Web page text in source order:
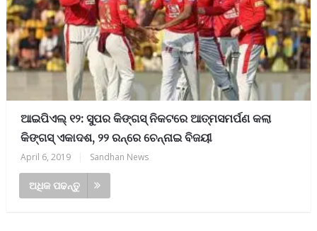
ଆଇପିଏଲ୍‌ ୧୨: ସୁପର କିଙ୍ଗସ୍‌ ନିକଟରେ ଆତ୍ମସମର୍ପଣ କଲା
କିଙ୍ଗସ୍‌ ଏକାଦଶ, ୨୨ ରନ୍‌ରେ ଚେନ୍ନାଇ ବିଜୟୀ
April 6, 2019 Sandhan News
ଅଧିକ ପଢନ୍ତୁ